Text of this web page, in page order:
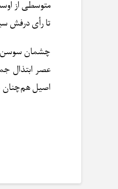
متوسطی از
تا رأی درفش
چشمان سوسن
عصر ابتذال
اصیل هم‌چنان